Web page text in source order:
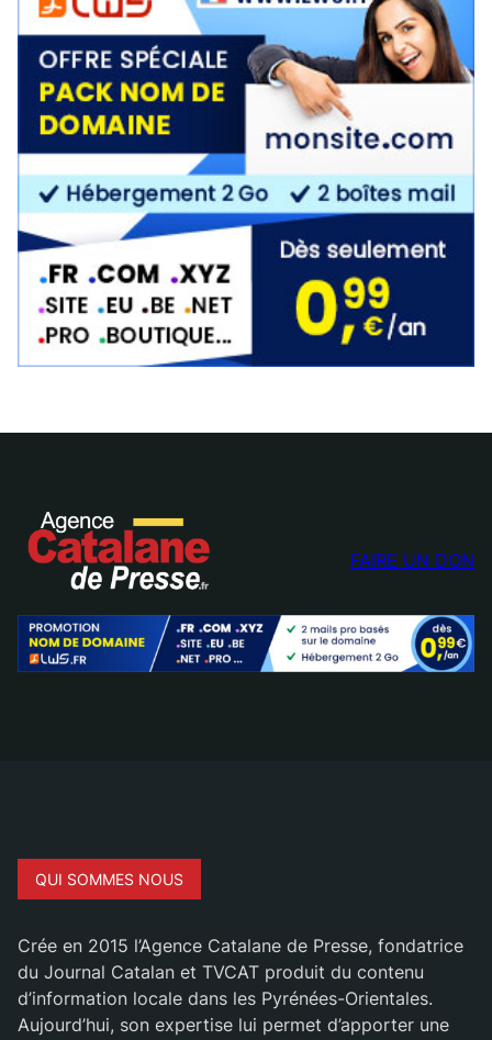
FAIRE UN DON
QUI SOMMES NOUS
Crée en 2015 l’Agence Catalane de Presse, fondatrice
du Journal Catalan et TVCAT produit du contenu
d’information locale dans les Pyrénées-Orientales.
Aujourd’hui, son expertise lui permet d’apporter une